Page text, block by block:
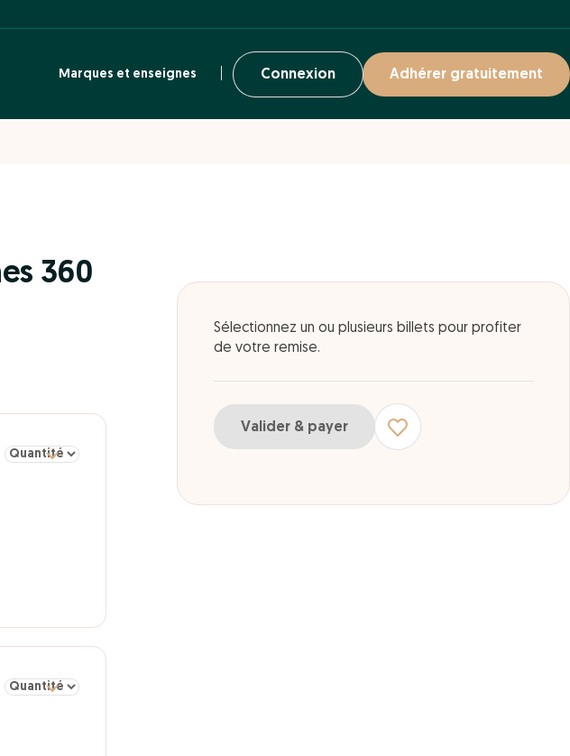
Marques et enseignes Connexion Adhérer gratuitement
360
Sélectionner la quantité pour enfant de 10 à 17 ans
Sélectionner la quantité pour adulte + de 18 ans
Sélectionnez un ou plusieurs billets pour profiter
de votre remise.
Valider & payer